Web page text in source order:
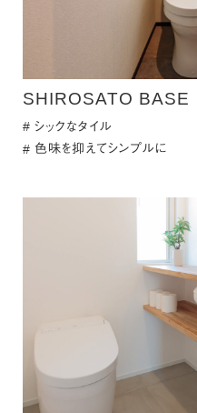
SHIROSATO BASE
シックなタイル
色味を抑えてシンプルに